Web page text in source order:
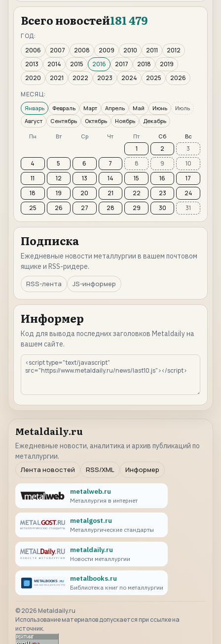
Всего новостей181 479
ГОД:
2006
2007 2008 2009 2010 2011
2012
2013
2014 2015 2016 2017 2018
2019
2020
2021 2022 2023 2024 2025
2026
МЕСЯЦ:
Январь Февраль Март Апрель Май Июнь
Июль
Август
Сентябрь Октябрь Ноябрь Декабрь
Пн Вт Ср Чт Пт Сб Вс
1 2
3
4
5 6 7 8 9
10
11
12 13 14 15 16
17
18
19 20 21 22 23
24
25
26 27 28 29 30 31
Подписка
Ежедневные новости металлургии в вашем почтовом
ящике и RSS-ридере.
RSS-лента
JS-информер
Информер
Код для вывода последних заголовков Metaldaily на
вашем сайте.
Metaldaily.ru
Ежедневные новости, аналитика и архив публикаций по
металлургии.
Лента новостей
RSS/XML Информер
metalweb.ru
Металлургия в интернет
metalgost.ru
Металлургические стандарты
metaldaily.ru
Новости металлургии
metalbooks.ru
Библиотека книг по металлургии
©2026 Metaldaily.ru
Использование материалов допускается при ссылке на
источник.